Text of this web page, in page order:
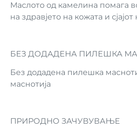
Маслото од камелина помага
на здравјето на кожата и
БЕЗ ДОДАДЕНА ПИЛЕШКА
Без додадена пилешка
маснотија
ПРИРОДНО ЗАЧУВУВАЊЕ